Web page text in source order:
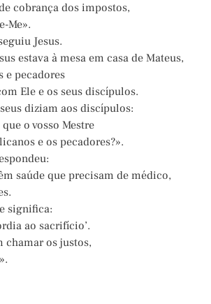
cobrança dos impostos,
Me».
Jesus.
estava à mesa em casa de Mateus,
e pecadores
Ele e os seus discípulos.
diziam aos discípulos:
o vosso Mestre
e os pecadores?».
saúde que precisam de médico,
significa:
ao sacrifício’.
chamar os justos,